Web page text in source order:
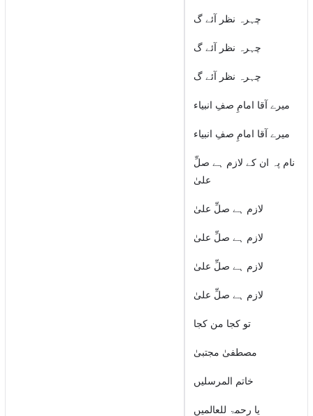
چہرہ نظر آئے گ
چہرہ نظر آئے گ
چہرہ نظر آئے گ
میرے آقا امامِ صفِ انبیاء
میرے آقا امامِ صفِ انبیاء
نام پہ ان کے لازم ہے صلِّ
علیٰ
لازم ہے صلِّ علیٰ
لازم ہے صلِّ علیٰ
لازم ہے صلِّ علیٰ
لازم ہے صلِّ علیٰ
تو کجا من کجا
مصطفیٰ مجتبیٰ
خاتم المرسلیں
یا رحمۃ للعالمیں